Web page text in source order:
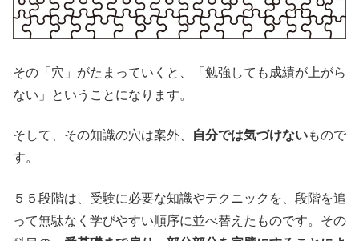
その「穴」がたまっていくと、「勉強しても成績が上がら
ない」ということになります。
そして、その知識の穴は案外、 自分では気づけないもので
す。
５５段階は、受験に必要な知識やテクニックを、段階を追
って無駄なく学びやすい順序に並べ替えたものです。その